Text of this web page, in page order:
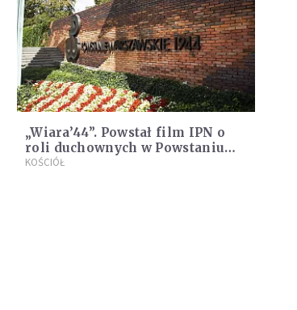
„Wiara’44”. Powstał film IPN o
roli duchownych w Powstaniu
Warszawskim
KOŚCIÓŁ